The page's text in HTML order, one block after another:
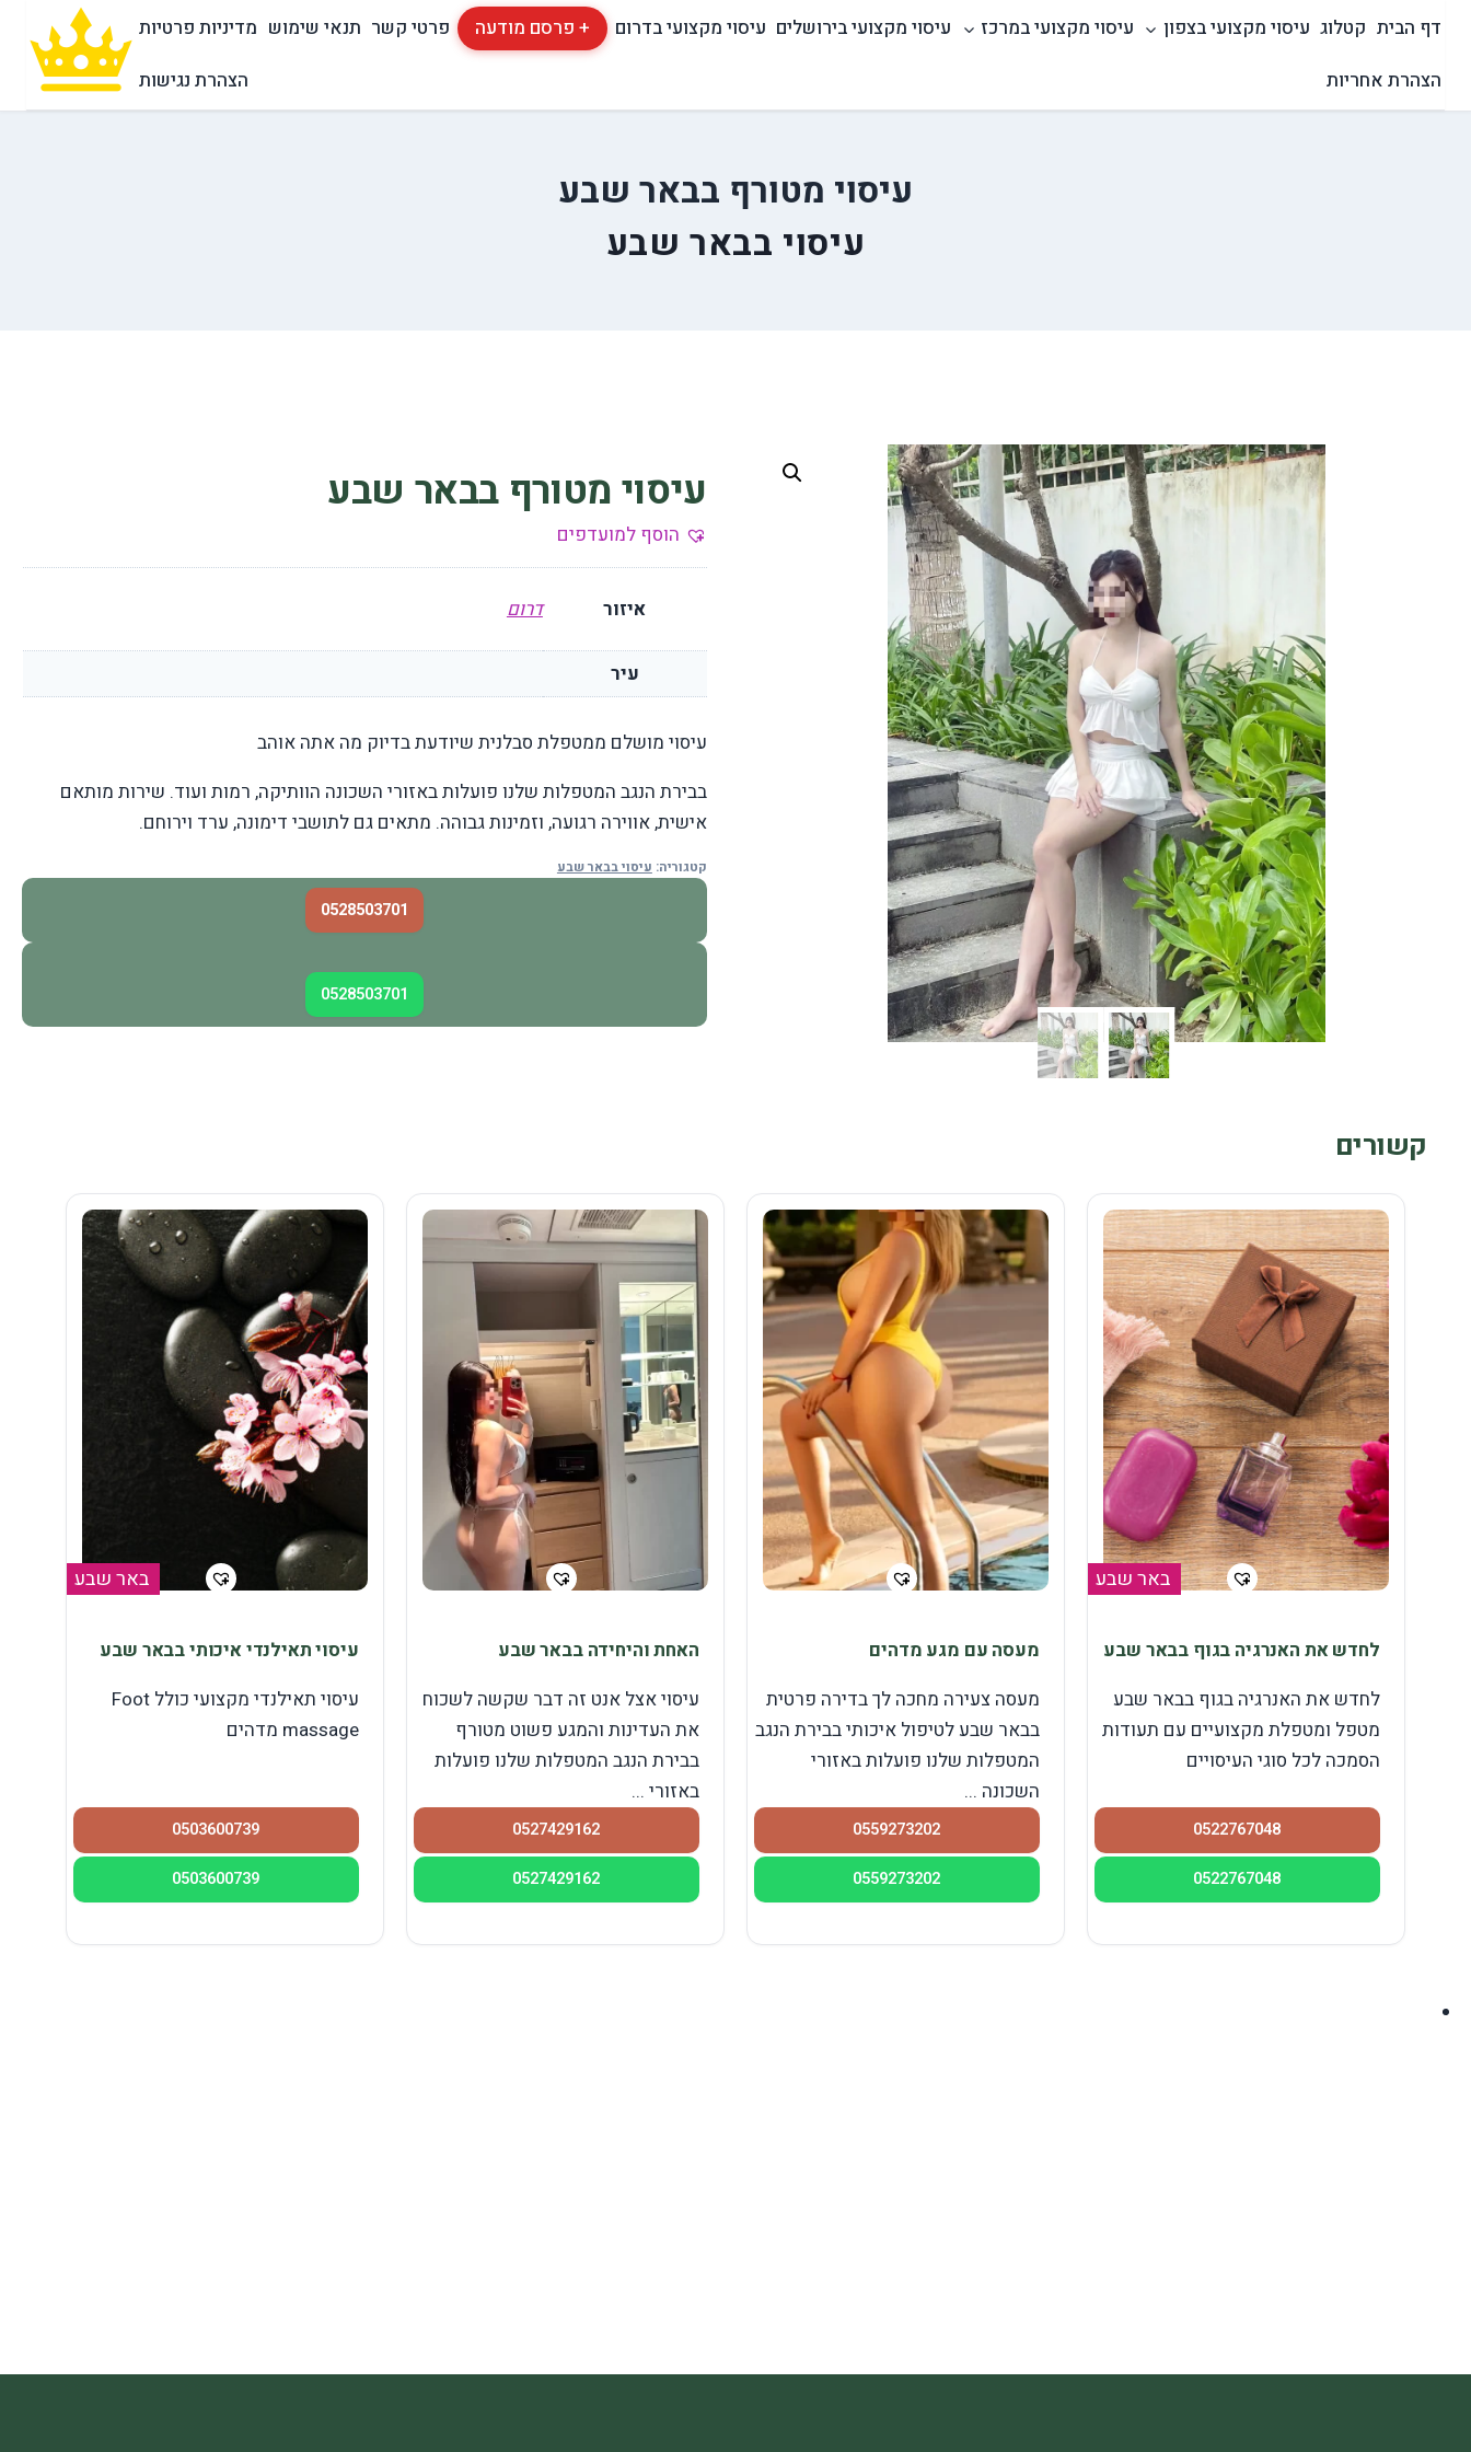
content
דף הבית קטלוג עיסוי מקצועי בצפון עיסוי מקצועי במרכז עיסוי מקצועי בירושלים עיסוי מקצועי בדרום + פרסם מודעה פרטי קשר תנאי שימוש מדיניות פרטיות
הצהרת אחריות
הצהרת נגישות
עיסוי מטורף בבאר שבע
עיסוי בבאר שבע
עיסוי מטורף בבאר שבע
הוסף למועדפים
איזור דרום
עיר
עיסוי מושלם ממטפלת סבלנית שיודעת בדיוק מה אתה אוהב
בבירת הנגב המטפלות שלנו פועלות באזורי השכונה הוותיקה, רמות ועוד. שירות מותאם
אישית, אווירה רגועה, וזמינות גבוהה. מתאים גם לתושבי דימונה, ערד וירוחם.
קטגוריה: עיסוי בבאר שבע
0528503701
0528503701
קשורים
באר שבע
לחדש את האנרגיה בגוף בבאר שבע
לחדש את האנרגיה בגוף בבאר שבע
מטפל ומטפלת מקצועיים עם תעודות
הסמכה לכל סוגי העיסויים
0522767048
0522767048
מעסה עם מגע מדהים
מעסה צעירה מחכה לך בדירה פרטית
בבאר שבע לטיפול איכותי בבירת הנגב
המטפלות שלנו פועלות באזורי
השכונה ...
0559273202
0559273202
האחת והיחידה בבאר שבע
עיסוי אצל אנט זה דבר שקשה לשכוח
את העדינות והמגע פשוט מטורף
בבירת הנגב המטפלות שלנו פועלות
באזורי ...
0527429162
0527429162
באר שבע
עיסוי תאילנדי איכותי בבאר שבע
עיסוי תאילנדי מקצועי כולל Foot
massage מדהים
0503600739
0503600739